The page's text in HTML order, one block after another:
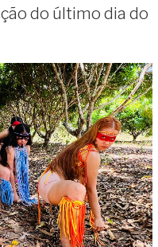
do último dia do